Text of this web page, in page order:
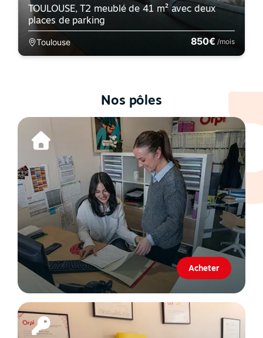
850€ /mois
TOULOUSE, T2 meublé de 41 m² avec deux
places de parking
Toulouse
Nos pôles
Acheter